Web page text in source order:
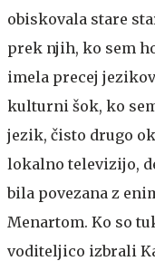
obiskovala stare
prek njih, ko sem
imela precej
kulturni šok, ko
jezik, čisto drugo
lokalno televizijo,
bila povezana z
Menartom. Ko so
voditeljico izbrali